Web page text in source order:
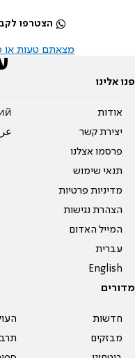
הצטרפו
מצאתם טעות או
פנו אלינו
אודות
יצירת קשר
פרסמו אצלנו
תנאי שימוש
מדיניות פרטיות
הצהרת נגישות
המייל האדום
עברית
English
מדורים
חדשות
מבזקים